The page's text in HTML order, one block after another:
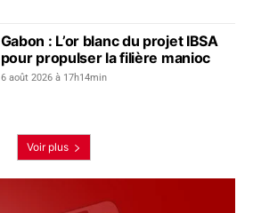
Gabon : L’or blanc du projet IBSA
pour propulser la filière manioc
6 août 2026 à 17h14min
Voir plus